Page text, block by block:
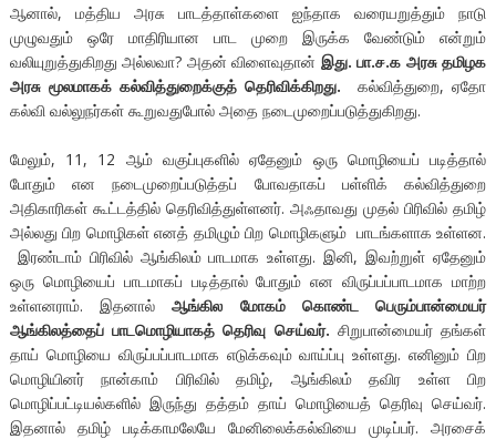
ஆனால், மத்திய அரசு பாடத்தாள்களை ஐந்தாக வரையறுத்தும் நாடு
முழுவதும் ஒரே மாதிரியான பாட முறை இருக்க வேண்டும் என்றும்
வலியுறுத்துகிறது அல்லவா? அதன் விளைவுதான் இது. பா.ச.க அரசு தமிழக
அரசு மூலமாகக் கல்வித்துறைக்குத் தெரிவிக்கிறது.
கல்வித்துறை, ஏதோ
கல்வி வல்லுநர்கள் கூறுவதுபோல் அதை நடைமுறைப்படுத்துகிறது.
மேலும், 11, 12 ஆம் வகுப்புகளில் ஏதேனும் ஒரு மொழியைப் படித்தால்
போதும் என நடைமுறைப்படுத்தப் போவதாகப் பள்ளிக் கல்வித்துறை
அதிகாரிகள் கூட்டத்தில் தெரிவித்துள்ளனர். அஃதாவது முதல் பிரிவில் தமிழ்
அல்லது பிற மொழிகள் எனத் தமிழும் பிற மொழிகளும் பாடங்களாக உள்ளன.
இரண்டாம் பிரிவில் ஆங்கிலம் பாடமாக உள்ளது. இனி, இவற்றுள் ஏதேனும்
ஒரு மொழியைப் பாடமாகப் படித்தால் போதும் என விருப்பப்பாடமாக மாற்ற
உள்ளனராம். இதனால் ஆங்கில மோகம் கொண்ட பெரும்பான்மையர்
ஆங்கிலத்தைப் பாடமொழியாகத் தெரிவு செய்வர். சிறுபான்மையர் தங்கள்
தாய் மொழியை விருப்பப்பாடமாக எடுக்கவும் வாய்ப்பு உள்ளது. எனினும் பிற
மொழியினர் நான்காம் பிரிவில் தமிழ், ஆங்கிலம் தவிர உள்ள பிற
மொழிப்பட்டியல்களில் இருந்து தத்தம் தாய் மொழியைத் தெரிவு செய்வர்.
இதனால் தமிழ் படிக்காமலேயே மேனிலைக்கல்வியை முடிப்பர். அரசைக்